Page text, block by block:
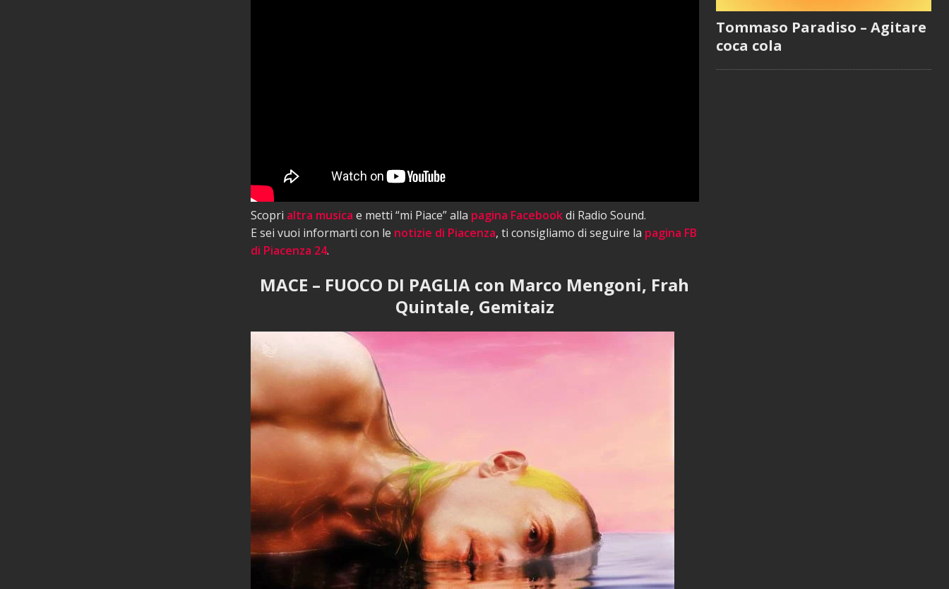
Scopri altra musica e metti “mi Piace” alla pagina Facebookdi Radio Sound.
E sei vuoi informarti con le notizie di Piacenza, ti consigliamo di seguire la pagina FB
di Piacenza 24.
MACE – FUOCO DI PAGLIA con Marco Mengoni, Frah
Quintale, Gemitaiz
Tommaso Paradiso – Agitare
coca cola